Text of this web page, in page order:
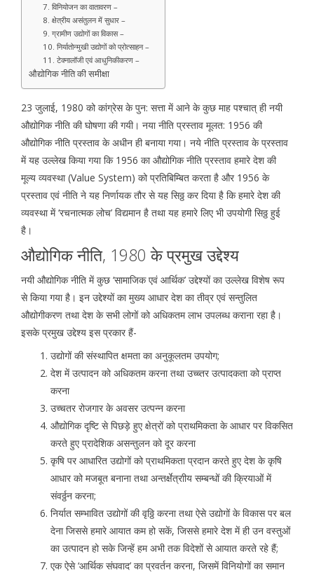
7. विनियोजन का वातावरण –
8. क्षेत्रीय असंतुलन में सुधार –
9. ग्रामीण उद्योगों का विकास –
10. निर्यातोन्मुखी उद्योगों को प्रोत्साहन –
11. टेक्नालॉजी एवं आधुनिकीकरण –
औद्योगिक नीति की समीक्षा
23 जुलाई, 1980 को कांग्रेस के पुन: सत्ता में आने के कुछ माह पश्चात् ही नयी
औद्योगिक नीति की घोषणा की गयी। नया नीति प्रस्ताव मूलत: 1956 की
औद्योगिक नीति प्रस्ताव के अधीन ही बनाया गया। नये नीति प्रस्ताव के प्रस्ताव
में यह उल्लेख किया गया कि 1956 का औद्योगिक नीति प्रस्ताव हमारे देश की
मूल्य व्यवस्था (Value System) को प्रतिबिम्बित करता है और 1956 के
प्रस्ताव एवं नीति ने यह निर्णायक तौर से यह सिठ्ठ कर दिया है कि हमारे देश की
व्यवस्था में ‘रचनात्मक लोच’ विद्यमान है तथा यह हमारे लिए भी उपयोगी सिठ्ठ हुई
है।
औद्योगिक नीति, 1980 के प्रमुख उद्देश्य
नयी औद्योगिक नीति में कुछ ‘सामाजिक एवं आर्थिक’ उद्देश्यों का उल्लेख विशेष रूप
से किया गया है। इन उद्देश्यों का मुख्य आधार देश का तीव्र एवं सन्तुलित
औद्योगीकरण तथा देश के सभी लोगों को अधिकतम लाभ उपलब्ध कराना रहा है।
इसके प्रमुख उद्देश्य इस प्रकार हैं-
उद्योगों की संस्थापित क्षमता का अनुकूलतम उपयोग;
देश में उत्पादन को अधिकतम करना तथा उच्च्तर उत्पादकता को प्राप्त
करना
उच्चतर रोजगार के अवसर उत्पन्न करना
औद्योगिक दृष्टि से पिछड़े हुए क्षेत्रों को प्राथमिकता के आधार पर विकसित
करते हुए प्रादेशिक असन्तुलन को दूर करना
कृषि पर आधारित उद्योगों को प्राथमिकता प्रदान करते हुए देश के कृषि
आधार को मजबूत बनाना तथा अन्तर्क्षेत्राीय सम्बन्धों की क्रियाओं में
संवर्ठ्ठन करना;
निर्यात सम्भावित उद्योगों की वृठ्ठि करना तथा ऐसे उद्योगों के विकास पर बल
देना जिससे हमारे आयात कम हो सकें, जिससे हमारे देश में ही उन वस्तुओं
का उत्पादन हो सके जिन्हें हम अभी तक विदेशों से आयात करते रहे हैं;
एक ऐसे ‘आर्थिक संघवाद’ का प्रवर्तन करना, जिसमें विनियोगों का समान